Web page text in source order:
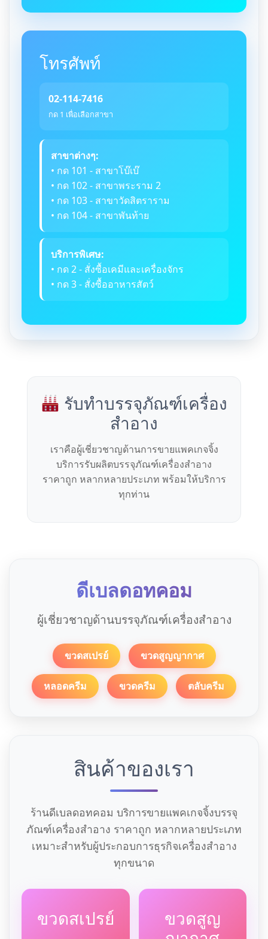
โทรศัพท์
02-114-7416
กด 1 เพื่อเลือกสาขา
สาขาต่างๆ:
• กด 101 - สาขาโบ๊เบ๊
• กด 102 - สาขาพระราม 2
• กด 103 - สาขาวัดสิตราราม
• กด 104 - สาขาพันท้าย
บริการพิเศษ:
• กด 2 - สั่งซื้อเคมีและเครื่องจักร
• กด 3 - สั่งซื้ออาหารสัตว์
รับทำบรรจุภัณฑ์เครื่อง
สำอาง
เราคือผู้เชี่ยวชาญด้านการขายแพคเกจจิ้ง
บริการรับผลิตบรรจุภัณฑ์เครื่องสำอาง
ราคาถูก หลากหลายประเภท พร้อมให้บริการ
ทุกท่าน
ดีเบลดอทคอม
ผู้เชี่ยวชาญด้านบรรจุภัณฑ์เครื่องสำอาง
ขวดสเปรย์ ขวดสูญญากาศ
หลอดครีม ขวดครีม ตลับครีม
สินค้าของเรา
ร้านดีเบลดอทคอม บริการขายแพคเกจจิ้งบรรจุ
ภัณฑ์เครื่องสำอาง ราคาถูก หลากหลายประเภท
เหมาะสำหรับผู้ประกอบการธุรกิจเครื่องสำอาง
ทุกขนาด
ขวดสเปรย์
ขวดสูญ